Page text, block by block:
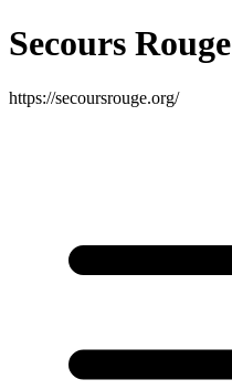
Secours Rouge
https://secoursrouge.org/